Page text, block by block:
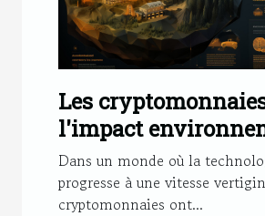
Les
l'impact
une analyse
Dans un monde où la
progresse à une vitesse
cryptomonnaies ont...